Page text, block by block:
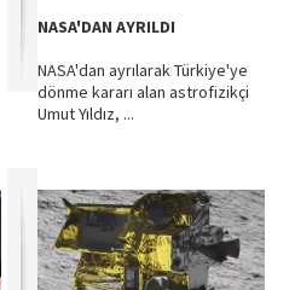
NASA'DAN AYRILDI
NASA'dan ayrılarak Türkiye'ye
dönme kararı alan astrofizikçi
Umut Yıldız, ...